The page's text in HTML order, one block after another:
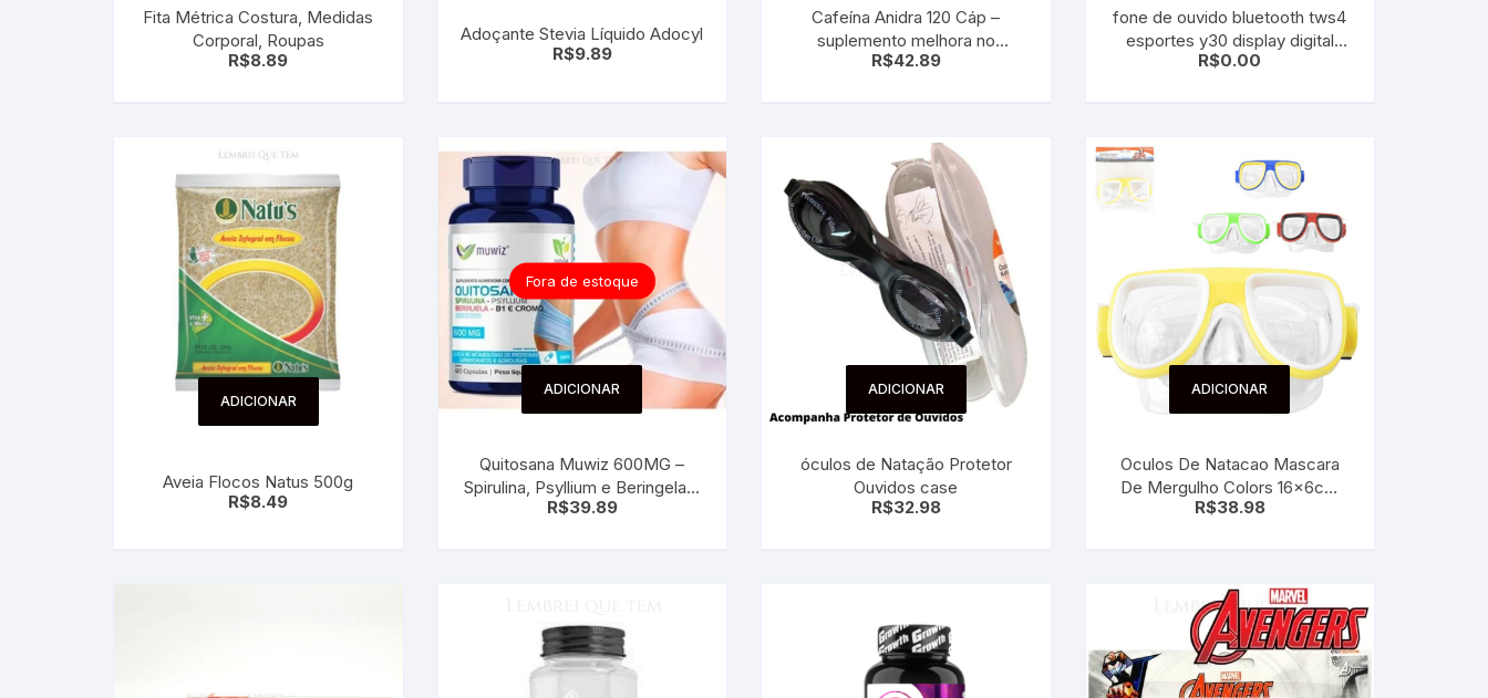
Brinquedos para Bebês e
Crianças Pequenas
Limpeza
Artes e Ofícios
chaveiro
Sex Shop
Fita Métrica Costura, Medidas
Corporal, Roupas
R$8.89
Adoçante Stevia Líquido Adocyl
R$9.89
Cafeína Anidra 120 Cáp –
suplemento melhora no
desempenho
R$42.89
fone de ouvido bluetooth tws4
esportes y30 display digital
Branco
R$0.00
ADICIONAR
Aveia Flocos Natus 500g
R$8.49
Fora de estoque
ADICIONAR
Quitosana Muwiz 600MG –
Spirulina, Psyllium e Beringela –
suplemento
R$39.89
ADICIONAR
óculos de Natação Protetor
Ouvidos case
R$32.98
ADICIONAR
Oculos De Natacao Mascara
De Mergulho Colors 16x6cm
com engate rápido
R$38.98